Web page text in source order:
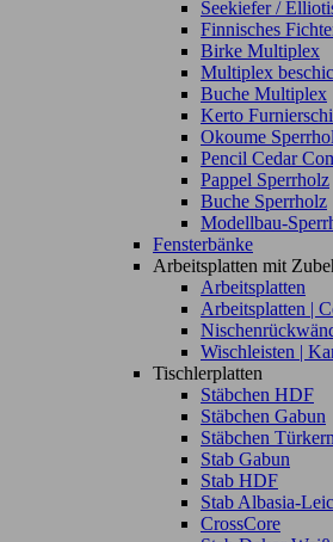
Seekiefer /
Finnisches
Birke Multiplex
Multiplex
Buche Multiplex
Kerto
Okoume
Pencil Cedar
Pappel Sperrholz
Buche Sperrholz
Modellbau-
Fensterbänke
Arbeitsplatten mit
Arbeitsplatten
Arbeitsplatten |
Wischleisten |
Tischlerplatten
Stäbchen HDF
Stäbchen Gabun
Stäbchen Türkern
Stab Gabun
Stab HDF
Stab Albasia-
CrossCore